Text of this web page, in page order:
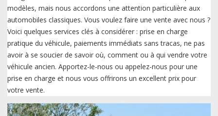
modèles, mais nous accordons une attention particulière aux
automobiles classiques. Vous voulez faire une vente avec nous ?
Voici quelques services clés à considérer : prise en charge
pratique du véhicule, paiements immédiats sans tracas, ne pas
avoir à se soucier de savoir où, comment ou à qui vendre votre
véhicule ancien. Apportez-le-nous ou appelez-nous pour une
prise en charge et nous vous offrirons un excellent prix pour
votre vente.